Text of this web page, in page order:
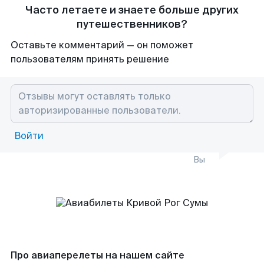
Часто летаете и знаете больше других
путешественников?
Оставьте комментарий — он поможет
пользователям принять решение
Войти
Вы
Про авиаперелеты на нашем сайте